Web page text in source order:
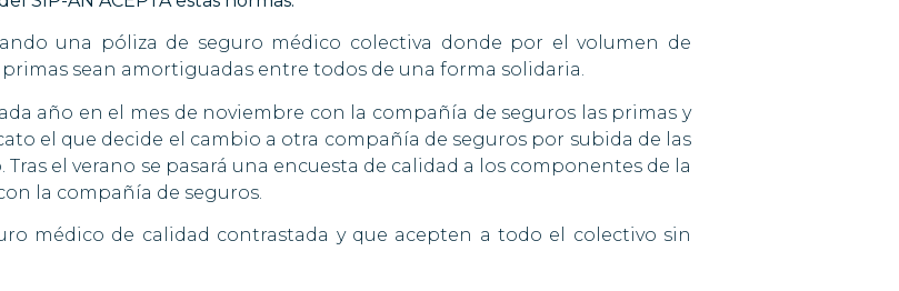
una póliza de seguro médico colectiva donde por el volumen de
sean amortiguadas entre todos de una forma solidaria.
año en el mes de noviembre con la compañía de seguros las primas y
el que decide el cambio a otra compañía de seguros por subida de las
el verano se pasará una encuesta de calidad a los componentes de la
la compañía de seguros.
médico de calidad contrastada y que acepten a todo el colectivo sin